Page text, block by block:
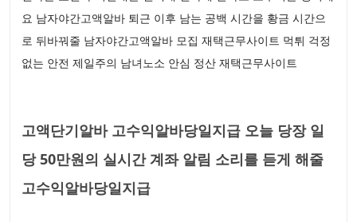
요 남자야간고액알바 퇴근 이후 남는 공백 시간을 황금 시간으
로 뒤바꿔줄 남자야간고액알바 모집 재택근무사이트 먹튀 걱정
없는 안전 제일주의 남녀노소 안심 정산 재택근무사이트
고액단기알바 고수익알바당일지급 오늘 당장 일
당 50만원의 실시간 계좌 알림 소리를 듣게 해줄
고수익알바당일지급